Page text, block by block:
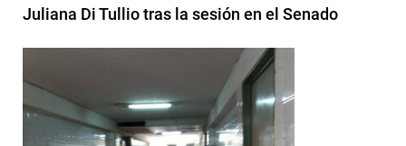
Juliana Di Tullio tras la sesión en el Senado